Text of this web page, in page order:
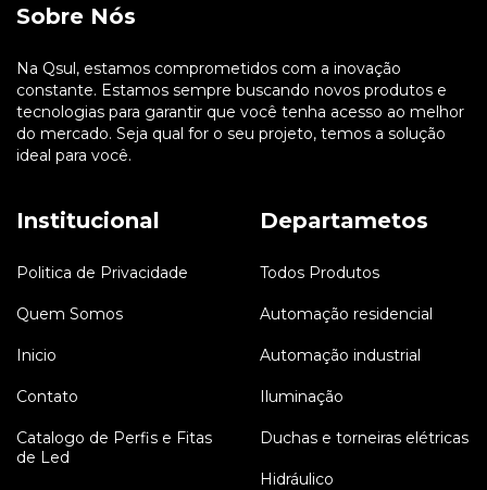
Sobre Nós
Na Qsul, estamos comprometidos com a inovação
constante. Estamos sempre buscando novos produtos e
tecnologias para garantir que você tenha acesso ao melhor
do mercado. Seja qual for o seu projeto, temos a solução
ideal para você.
Institucional
Politica de Privacidade
Quem Somos
Inicio
Contato
Catalogo de Perfis e Fitas
de Led
Departametos
Todos Produtos
Automação residencial
Automação industrial
Iluminação
Duchas e torneiras elétricas
Hidráulico